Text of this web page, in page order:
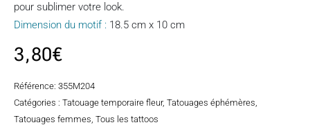
pour sublimer votre look.
Dimension du motif : 18.5 cm x 10 cm
3,80€
Référence: 355M204
Catégories : Tatouage temporaire fleur, Tatouages éphémères,
Tatouages femmes, Tous les tattoos